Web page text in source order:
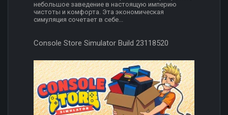
небольшое заведение в настоящую империю
чистоты и комфорта. Эта экономическая
симуляция сочетает в себе...
Console Store Simulator Build 23118520